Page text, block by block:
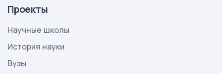
Проекты
Научные школы
История науки
Вузы